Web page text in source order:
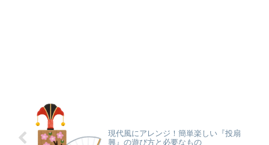
現代風にアレンジ！簡単楽しい『投扇
興』の遊び方と必要なもの